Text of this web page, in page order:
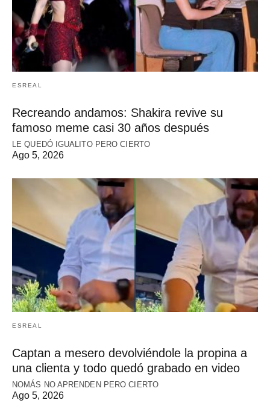
ESREAL
Recreando andamos: Shakira revive su
famoso meme casi 30 años después
LE QUEDÓ IGUALITO PERO CIERTO
Ago 5, 2026
ESREAL
Captan a mesero devolviéndole la propina a
una clienta y todo quedó grabado en video
NOMÁS NO APRENDEN PERO CIERTO
Ago 5, 2026